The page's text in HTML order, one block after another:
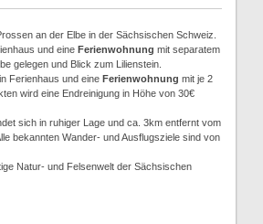
an der Elbe in der Sächsischen Schweiz.
und eine Ferienwohnung mit separatem
gelegen und Blick zum Lilienstein.
Ferienhaus und eine Ferienwohnung mit je 2
wird eine Endreinigung in Höhe von 30€
sich in ruhiger Lage und ca. 3km entfernt vom
bekannten Wander- und Ausflugsziele sind von
Natur- und Felsenwelt der Sächsischen